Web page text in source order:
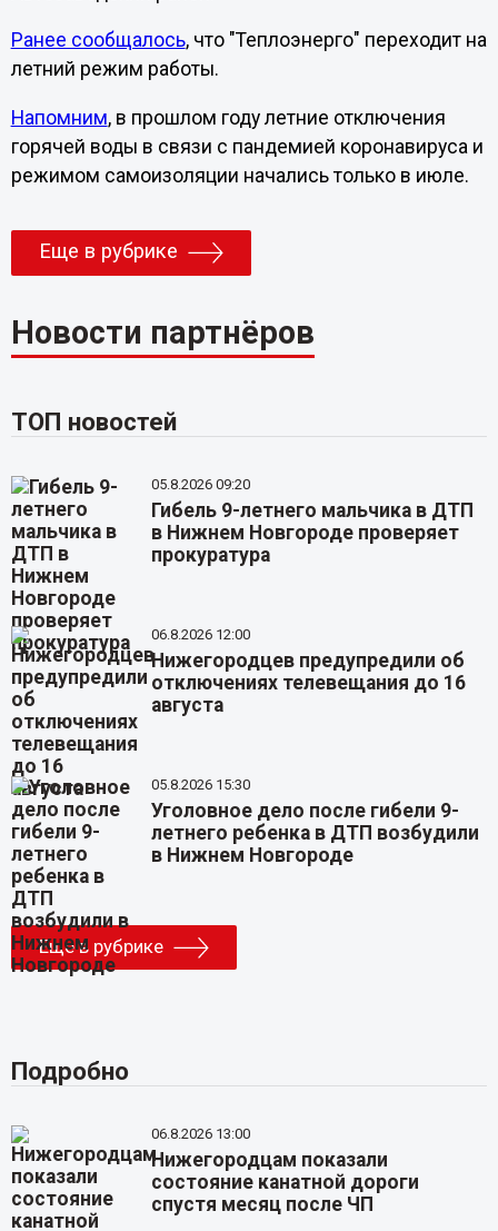
Ранее сообщалось, что "Теплоэнерго" переходит на
летний режим работы.
Напомним, в прошлом году летние отключения
горячей воды в связи с пандемией коронавируса и
режимом самоизоляции начались только в июле.
Еще в рубрике
Новости партнёров
ТОП новостей
05.8.2026 09:20
Гибель 9-летнего мальчика в ДТП
в Нижнем Новгороде проверяет
прокуратура
06.8.2026 12:00
Нижегородцев предупредили об
отключениях телевещания до 16
августа
05.8.2026 15:30
Уголовное дело после гибели 9-
летнего ребенка в ДТП возбудили
в Нижнем Новгороде
Еще в рубрике
Подробно
06.8.2026 13:00
Нижегородцам показали
состояние канатной дороги
спустя месяц после ЧП